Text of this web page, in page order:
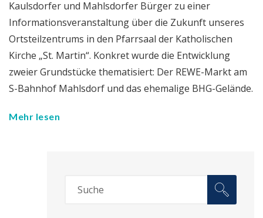
Kaulsdorfer und Mahlsdorfer Bürger zu einer
Informationsveranstaltung über die Zukunft unseres
Ortsteilzentrums in den Pfarrsaal der Katholischen
Kirche „St. Martin“. Konkret wurde die Entwicklung
zweier Grundstücke thematisiert: Der REWE-Markt am
S-Bahnhof Mahlsdorf und das ehemalige BHG-Gelände.
Mehr lesen